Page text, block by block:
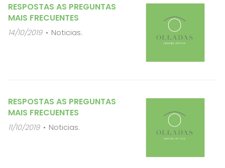
RESPOSTAS AS PREGUNTAS
MAIS FRECUENTES
14/10/2019 Noticias.
RESPOSTAS AS PREGUNTAS
MAIS FRECUENTES
11/10/2019 Noticias.